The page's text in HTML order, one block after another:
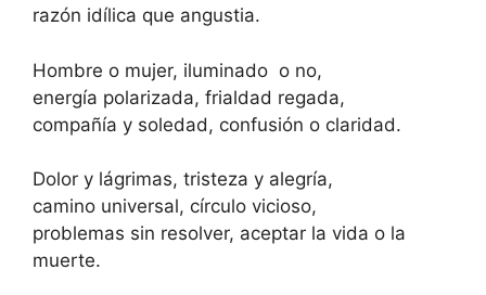
razón idílica que angustia.
Hombre o mujer, iluminado o no,
energía polarizada, frialdad regada,
compañía y soledad, confusión o claridad.
Dolor y lágrimas, tristeza y alegría,
camino universal, círculo vicioso,
problemas sin resolver, aceptar la vida o la
muerte.